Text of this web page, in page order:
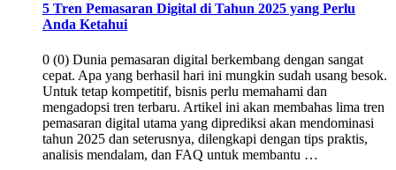
5 Tren Pemasaran Digital di Tahun 2025 yang Perlu
Anda Ketahui
0 (0) Dunia pemasaran digital berkembang dengan sangat
cepat. Apa yang berhasil hari ini mungkin sudah usang besok.
Untuk tetap kompetitif, bisnis perlu memahami dan
mengadopsi tren terbaru. Artikel ini akan membahas lima tren
pemasaran digital utama yang diprediksi akan mendominasi
tahun 2025 dan seterusnya, dilengkapi dengan tips praktis,
analisis mendalam, dan FAQ untuk membantu …